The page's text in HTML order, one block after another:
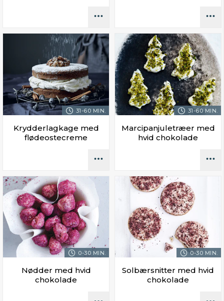
31-60 MIN.
Krydderlagkage med
flødeostecreme
31-60 MIN.
Marcipanjuletræer med
hvid chokolade
0-30 MIN.
Nødder med hvid
chokolade
0-30 MIN.
Solbærsnitter med hvid
chokolade